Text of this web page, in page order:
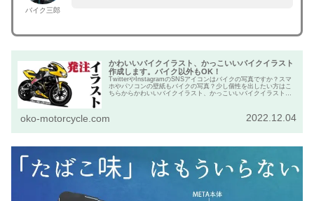
バイク三郎
かわいいバイクイラスト、かっこいいバイクイラスト
作成します。バイク以外もOK！
TwitterやInstagramのSNSアイコンはバイクの写真ですか？スマ
ホやパソコンの壁紙もバイクの写真？少し個性を出したい方はこ
ちらからかわいいバイクイラスト、かっこいいバイクイラストを
oko-motorcycle.com 2022.12.04